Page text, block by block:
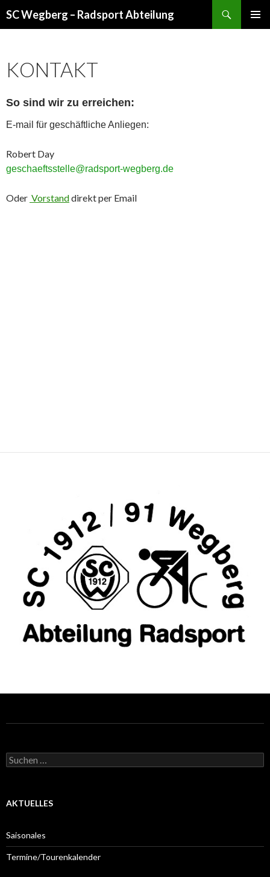
SC Wegberg – Radsport Abteilung
Secure multi-asset crypto wallet for DeFi and NFTs -
wallet- Manage tokens, swaps, and staking with confidence.
KONTAKT
So sind wir zu erreichen:
E-mail für geschäftliche Anliegen:
Robert Day
geschaeftsstelle@radsport-wegberg.de
Oder Vorstanddirekt per Email
Suchen
nach:
AKTUELLES
Saisonales
Termine/Tourenkalender